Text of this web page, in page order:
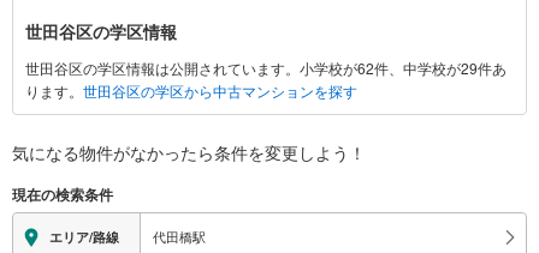
世田谷区の学区情報
世田谷区の学区情報は公開されています。小学校が62件、中学校が29件あ
ります。 世田谷区の学区から中古マンションを探す
気になる物件がなかったら条件を変更しよう！
現在の検索条件
エリア/路線 代田橋駅